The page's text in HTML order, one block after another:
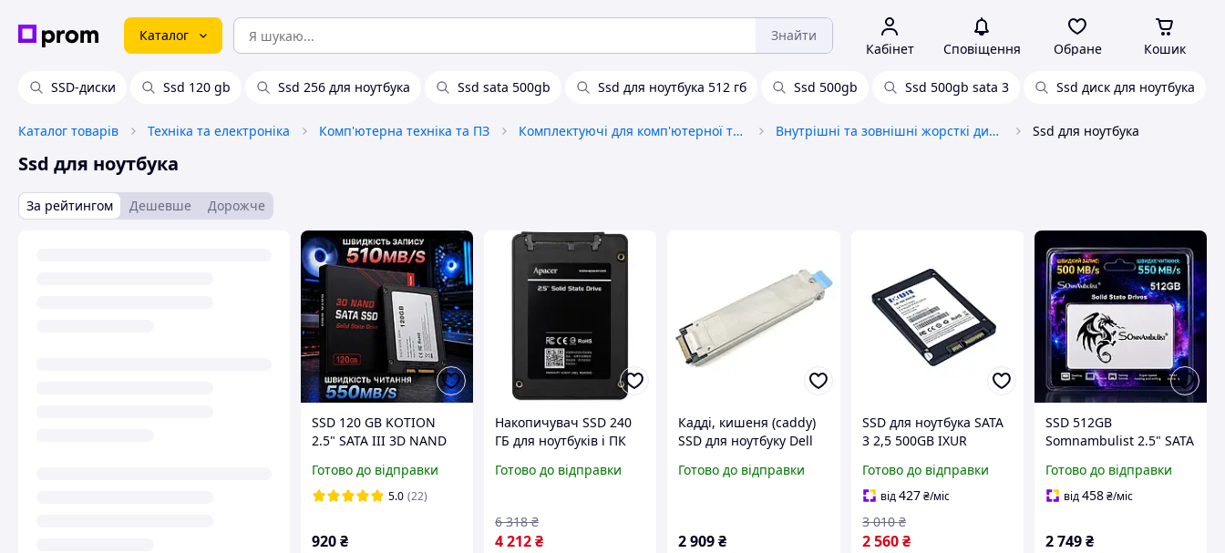
Каталог Знайти
Кабінет Сповіщення Обране Кошик
SSD-диски Ssd 120 gb Ssd 256 для ноутбука Ssd sata 500gb Ssd для ноутбука 512 гб Ssd 500gb Ssd 500gb sata 3 Ssd диск для ноутбука
Каталог товарів Техніка та електроніка Комп'ютерна техніка та ПЗ Комплектуючі для комп'ютерної техніки Внутрішні та зовнішні жорсткі диски, HDD, SSD Ssd для ноутбука
Ssd для ноутбука
За рейтингом Дешевше Дорожче
SSD 120 GB KOTION
2.5" SATA III 3D NAND
ноутбука та ПК, до
550MB/s
Готово до відправки
5.0 (22)
920₴
Накопичувач SSD 240
ГБ для ноутбуків і ПК
читання запису
даних FLAME
Готово до відправки
4 212₴
6 318 ₴
Кадді, кишеня (caddy)
SSD для ноутбуку Dell
Rugged вживаний
Готово до відправки
2 909₴
SSD для ноутбука SATA
3 2,5 500GB IXUR
Готово до відправки
від427 ₴/міс
2 560 ₴
3 010 ₴
SSD 512GB
Somnambulist 2.5" SATA
швидкий накопичувач
для ноутбука та ПК
Готово до відправки
від458₴/міс
2 749₴